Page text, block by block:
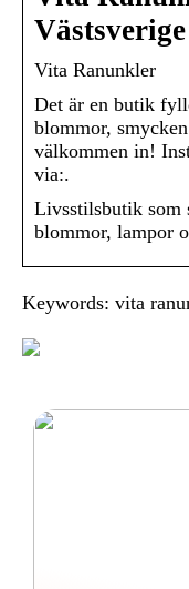
Västsverige
Vita Ranunkler
Det är en butik
blommor,
välkommen in!
via:.
Livsstilsbutik som
blommor, lampor
Keywords: vita